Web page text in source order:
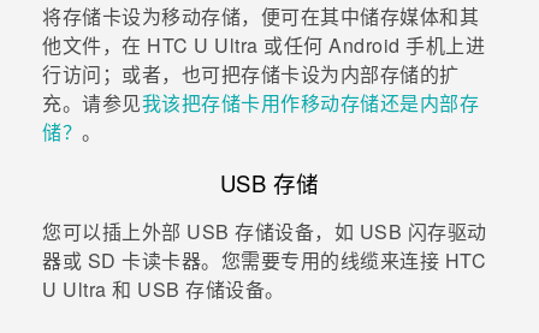
将存储卡设为移动存储，便可在其中储存媒体和其
他文件，在 HTC U Ultra 或任何 Android 手机上进
行访问；或者，也可把存储卡设为内部存储的扩
充。请参见我该把存储卡用作移动存储还是内部存
储？ 。
USB 存储
您可以插上外部 USB 存储设备，如 USB 闪存驱动
器或 SD 卡读卡器。您需要专用的线缆来连接 HTC
U Ultra 和 USB 存储设备。